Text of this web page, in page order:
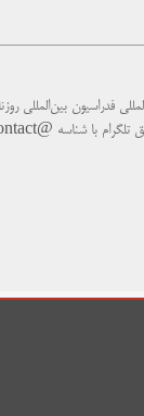
فدراسیون بین‌المللی
تلگرام با شناسه @Ifjfarsicontact